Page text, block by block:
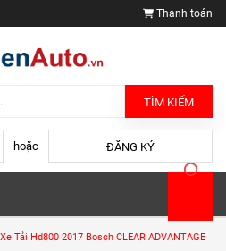
Thanh toán
TÌM KIẾM
hoặc ĐĂNG KÝ
Tải Hd800 2017 Bosch CLEAR ADVANTAGE